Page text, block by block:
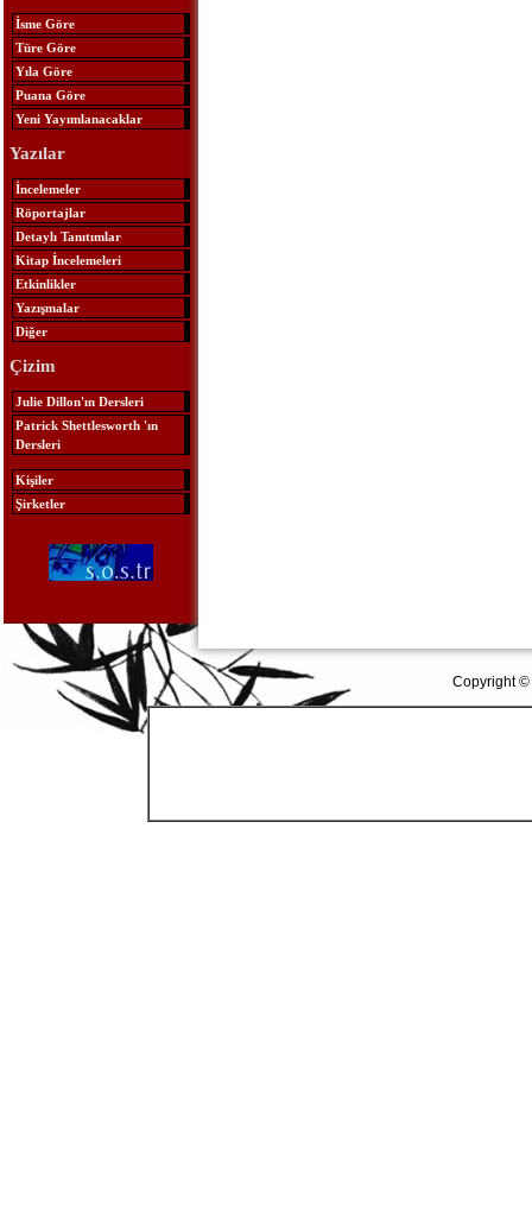
İsme Göre
Türe Göre
Yıla Göre
Puana Göre
Yeni Yayımlanacaklar
Yazılar
İncelemeler
Röportajlar
Detaylı Tanıtımlar
Kitap İncelemeleri
Etkinlikler
Yazışmalar
Diğer
Çizim
Julie Dillon'ın Dersleri
Patrick Shettlesworth 'ın
Dersleri
Kişiler
Şirketler
Copyright ©